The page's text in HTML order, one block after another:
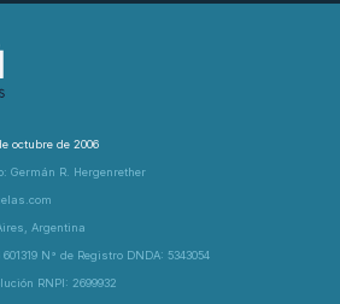
octubre de 2006
Germán R. Hergenrether
Argentina
N° de Registro DNDA: 5343054
RNPI: 2699932